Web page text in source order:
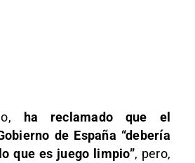
ha reclamado que el
de España “debería
que es juego limpio”, pero,